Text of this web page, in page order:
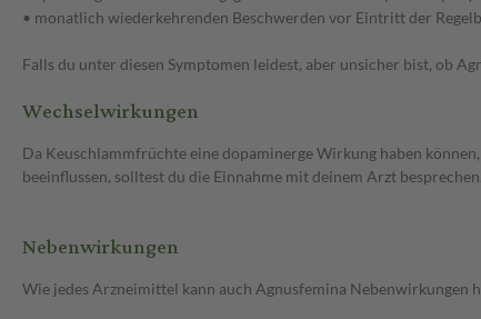
• monatlich wiederkehrenden Beschwerden vor Eintritt der
Falls du unter diesen Symptomen leidest, aber unsicher bist, ob
Wechselwirkungen
Da Keuschlammfrüchte eine dopaminerge Wirkung haben
beeinflussen, solltest du die Einnahme mit deinem Arzt besprechen.
Nebenwirkungen
Wie jedes Arzneimittel kann auch Agnusfemina Nebenwirkungen